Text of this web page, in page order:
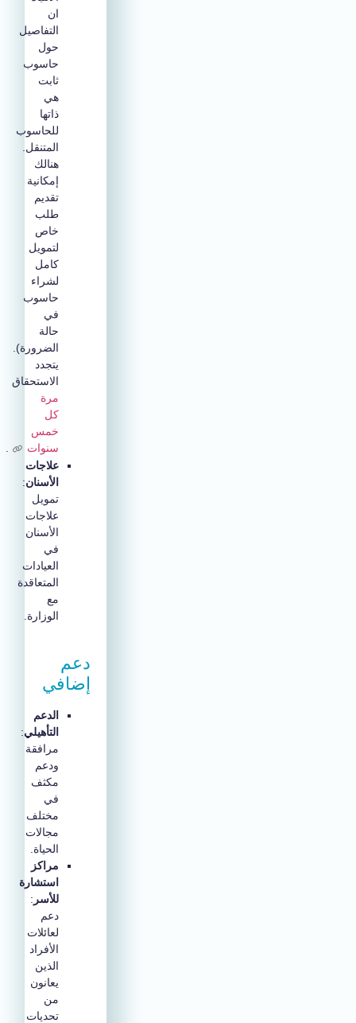
التفاصيل
حول
حاسوب
ثابت
ذاتها
للحاسوب
المتنقل.
هنالك
إمكانية
تقديم
طلب
خاص
لتمويل
كامل
لشراء
حاسوب
حالة
الضرورة).
يتجدد
الاستحقاق
مرة
خمس
سنوات
علاجات
الأسنان:
تمويل
علاجات
الأسنان
العيادات
المتعاقدة
الوزارة.
دعم
إضافي
الدعم
التأهيلي:
مرافقة
ودعم
مكثف
مختلف
مجالات
الحياة.
مراكز
استشارة
للأسر:
دعم
لعائلات
الأفراد
الذين
يعانون
تحديات